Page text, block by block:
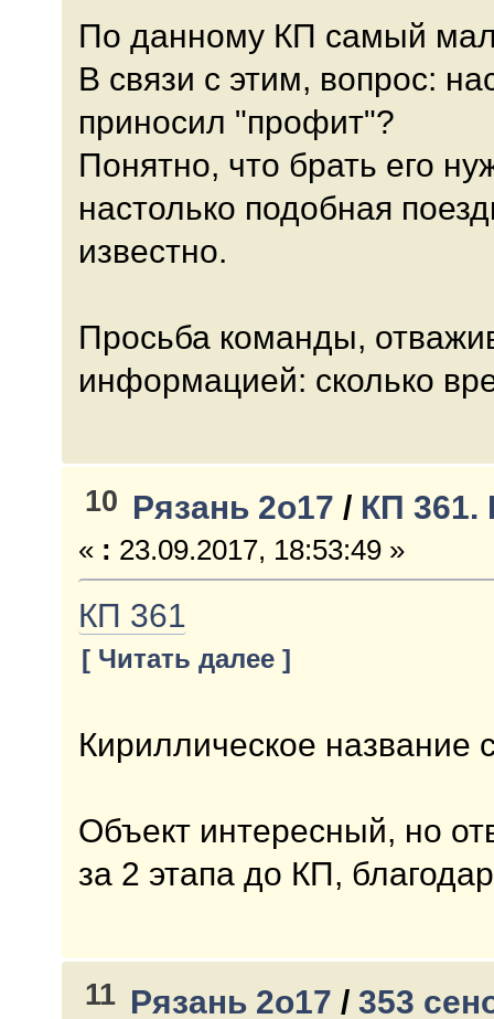
По данному КП самый
В связи с этим, вопрос:
приносил "профит"?
Понятно, что брать его
настолько подобная
известно.
Просьба команды,
информацией: сколько
10 Рязань 2о17 / КП
« : 23.09.2017, 18:53:49 »
КП 361
[ Читать далее ]
Кириллическое название
Объект интересный, но
за 2 этапа до КП,
11 Рязань 2о17 /353